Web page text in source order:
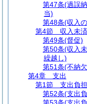
第47条(過誤
当)
第48条(収入
第4節
収入未
第49条(督促)
第50条(収入
繰越し)
第51条(不納
第4章
支出
第1節
支出負
第52条(支出